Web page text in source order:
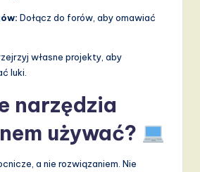
Dołącz do forów, aby omawiać
własne projekty, aby
luki.
narzędzia
używać?
a nie rozwiązaniem. Nie